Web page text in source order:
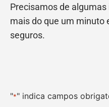
Precisamos de
mais do que um minuto
seguros.
"*" indica campos